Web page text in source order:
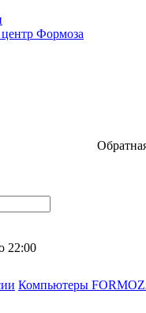
Формоза
22:00
Компьютеры